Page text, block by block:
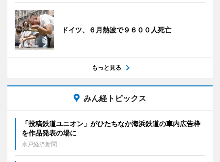
ドイツ、６月熱波で９６００人死亡
もっと見る
みん経トピックス
「投稿鉄道ユニオン」がひたちなか海浜鉄道の車内広告枠
を作品発表の場に
水戸経済新聞